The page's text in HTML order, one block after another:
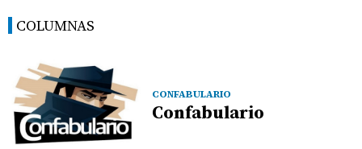
COLUMNAS
CONFABULARIO
Confabulario